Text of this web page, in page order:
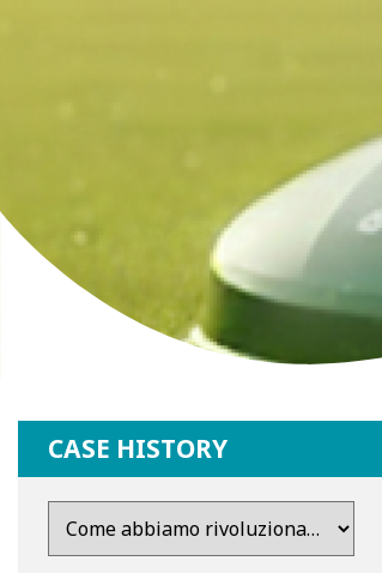
CASE HISTORY